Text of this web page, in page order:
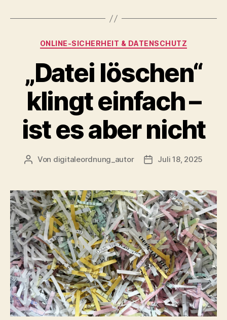
Kategorien
ONLINE‑SICHERHEIT & DATENSCHUTZ
„Datei löschen“
klingt einfach –
ist es aber nicht
Beitragsautor
Von digitaleordnung_autor Juli 18, 2025